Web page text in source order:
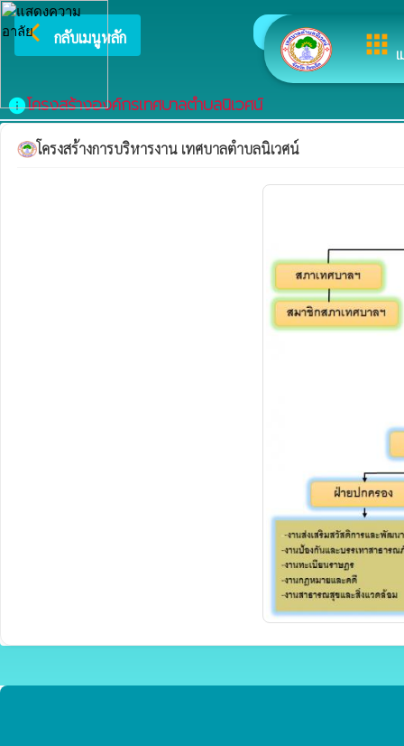
apps
arrow_back_ios กลับเมนูหลัก ยินดีต้อ
infoโครงสร้างองค์กรเทศบาลตำบลนิเวศน์
โครงสร้างการบริหารงาน เทศบาลตำบลนิเวศน์